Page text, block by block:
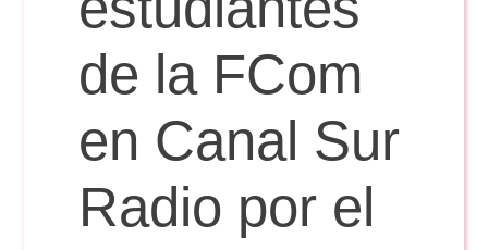
Comunicación Audiovisual
Doble Grado PER/CAV
#YoPractico
Boletines
de la FCom
en Canal Sur
Radio por el